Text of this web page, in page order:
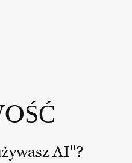
AI"?